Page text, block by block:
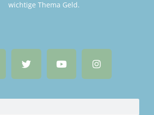
wichtige Thema Geld.